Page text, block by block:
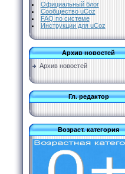
Официальный блог
Сообщество uCoz
FAQ по системе
Инструкции для uCoz
Архив новостей
Архив новостей
Гл. редактор
Возраст. категория